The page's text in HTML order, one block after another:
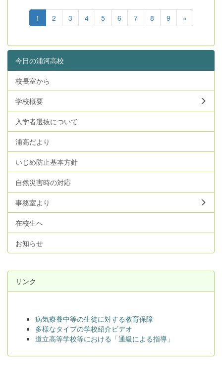
1 2 3 4 5 6 7 8 9 »
今日の浦河高校
校長室から
学校概要
入学者選抜について
浦高だより
いじめ防止基本方針
自然災害時の対応
事務室より
在校生へ
お知らせ
リンク
病気療養中等の生徒に対する教育保障
多様なタイプの学校紹介ビデオ
道立高等学校等における「通級による指導」